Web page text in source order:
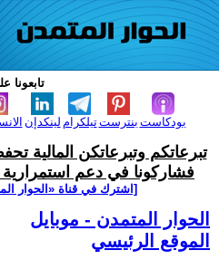
تابعونا
لينكدإن تيلكرامبنترست بودكاست
تبرعاتكم وتبرعاتكن المالية
فشاركونا في دعم استمرارية
[اشترك في قناة ‫«الحوار
الحوار المتمدن - موبايل
الموقع الرئيسي